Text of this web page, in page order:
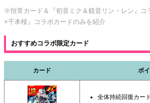
※恒常カード＆『初音ミク＆鏡音リン・レン』コ
×千本桜』コラボカードのみを紹介
おすすめコラボ限定カード
カード ポ
全体持続回復カー